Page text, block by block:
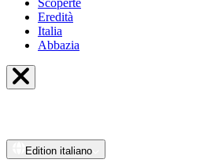
Scoperte
Eredità
Italia
Abbazia
Edition italiano